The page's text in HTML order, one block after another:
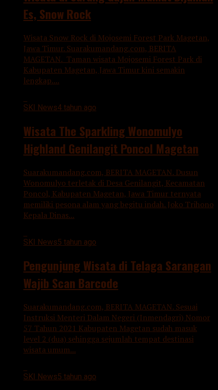
Es, Snow Rock
Wisata Snow Rock di Mojosemi Forest Park Magetan,
Jawa Timur. Suarakumandang.com, BERITA
MAGETAN. Taman wisata Mojosemi Forest Park di
Kabupaten Magetan, Jawa Timur kini semakin
lengkap....
SKI News4 tahun ago
Wisata The Sparkling Wonomulyo
Highland Genilangit Poncol Magetan
Suarakumandang.com, BERITA MAGETAN. Dusun
Wonomulyo terletak di Desa Genilangit, Kecamatan
Poncol, Kabupaten Magetan, Jawa Timur ternyata
memiliki pesona alam yang begitu indah. Joko Trihono
Kepala Dinas...
SKI News5 tahun ago
Pengunjung Wisata di Telaga Sarangan
Wajib Scan Barcode
Suarakumandang.com, BERITA MAGETAN. Sesuai
Instruksi Menteri Dalam Negeri (Inmendagri) Nomor
57 Tahun 2021 Kabupaten Magetan sudah masuk
level 2 (dua) sehingga sejumlah tempat destinasi
wisata umum...
SKI News5 tahun ago